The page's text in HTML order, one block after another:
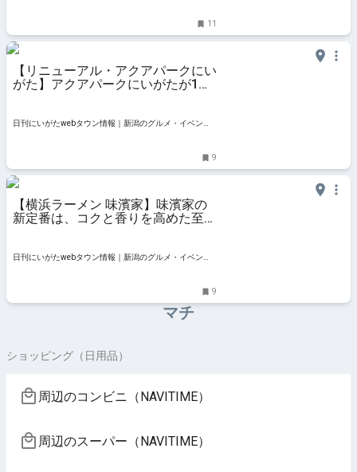
11
【リニューアル・アクアパークにい
がた】アクアパークにいがたが1年
日刊にいがたwebタウン情報｜新潟のグルメ・イベン
9
【横浜ラーメン 味濱家】味濱家の
新定番は、コクと香りを高めた至極
日刊にいがたwebタウン情報｜新潟のグルメ・イベン
9
マチ
ショッピング（日用品）
周辺のコンビニ（NAVITIME）
周辺のスーパー（NAVITIME）